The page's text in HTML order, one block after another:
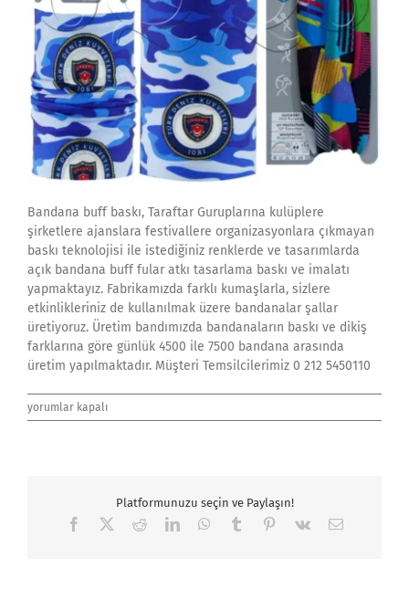
Bandana buff baskı, Taraftar Guruplarına kulüplere
şirketlere ajanslara festivallere organizasyonlara çıkmayan
baskı teknolojisi ile istediğiniz renklerde ve tasarımlarda
açık bandana buff fular atkı tasarlama baskı ve imalatı
yapmaktayız. Fabrikamızda farklı kumaşlarla, sizlere
etkinlikleriniz de kullanılmak üzere bandanalar şallar
üretiyoruz. Üretim bandımızda bandanaların baskı ve dikiş
farklarına göre günlük 4500 ile 7500 bandana arasında
üretim yapılmaktadır. Müşteri Temsilcilerimiz 0 212 5450110
Buff,
Boyunluk
yorumlar kapalı
Platformunuzu seçin ve Paylaşın!
Facebook RedditLinkedInWhatsApp
Tumblr Pinterest
Vk
E-